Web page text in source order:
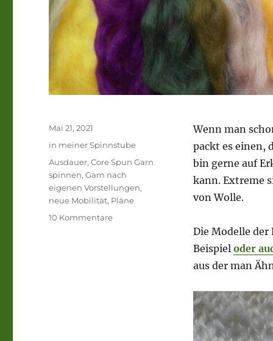
Wenn man
packt es einen,
bin gerne auf
kann. Extreme
von Wolle.
Die Modelle der
Beispiel oder
aus der man
Veröffentlicht
am
Mai 21, 2021
Kategorien
in meiner Spinnstube
Schlagwörter
Ausdauer,Core Spun Garn
spinnen,Garn nach
eigenen Vorstellungen,
neue Mobilität, Pläne
10 Kommentarezu